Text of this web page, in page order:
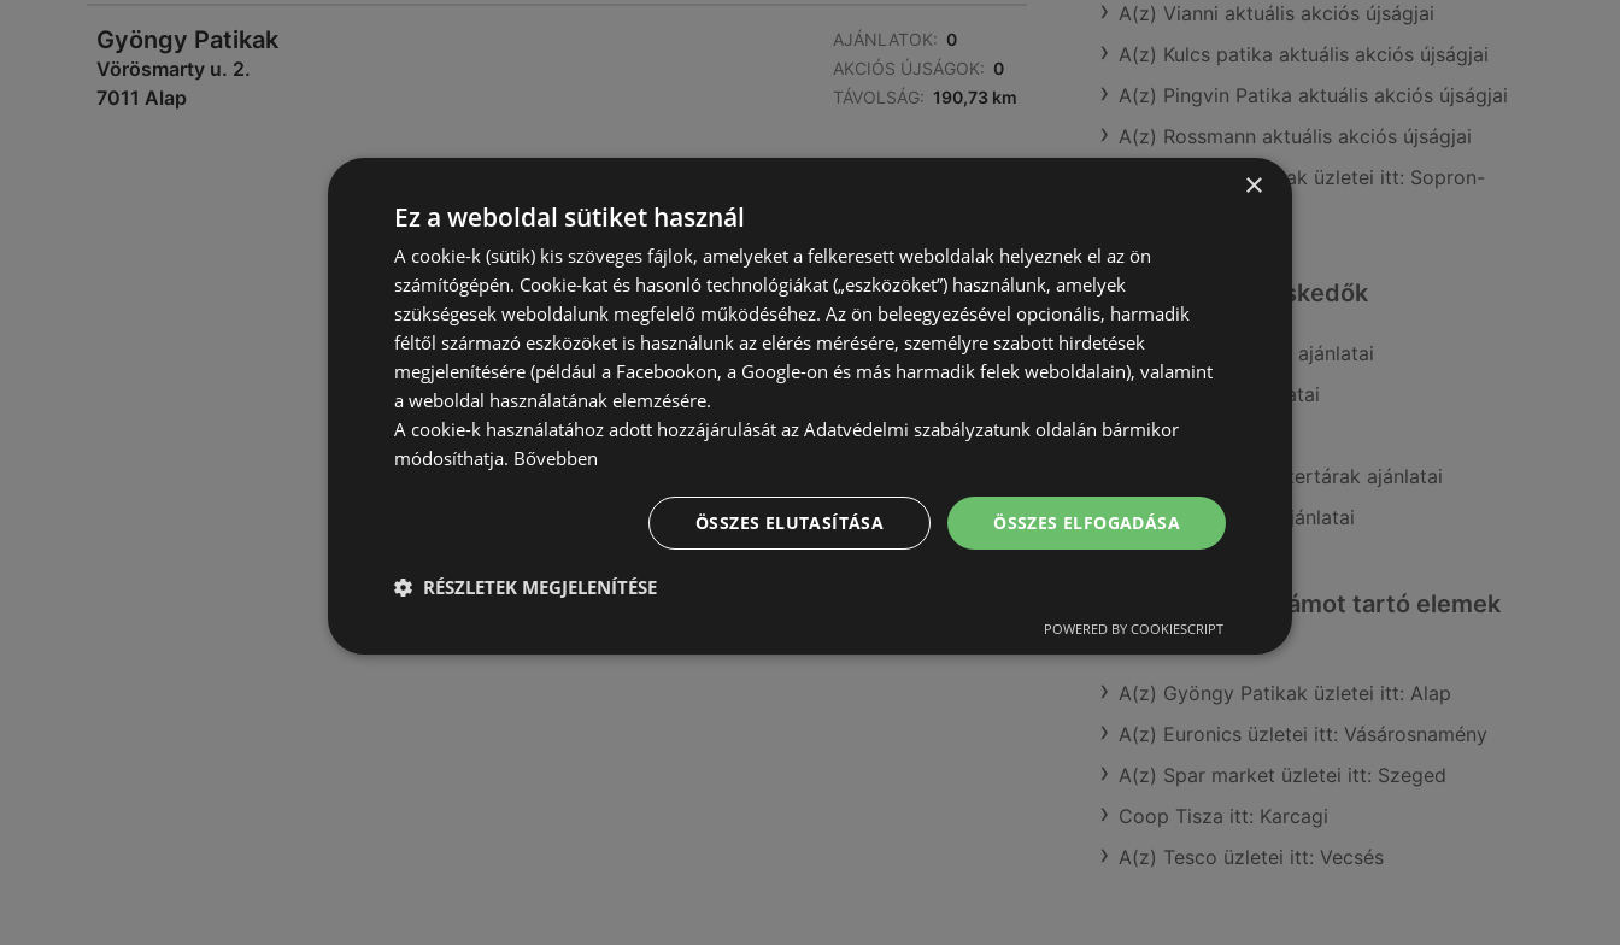
Gyöngy Patikak
Vörösmarty u. 2.
7011 Alap
AJÁNLATOK: 0
AKCIÓS ÚJSÁGOK: 0
TÁVOLSÁG: 190,73 km
A(z) Vianni aktuális akciós újságjai
A(z) Kulcs patika aktuális akciós újságjai
A(z) Pingvin Patika aktuális akciós újságjai
A(z) Rossmann aktuális akciós újságjai
A(z) Gyöngy Patikak üzletei itt: Sopron-
Hasonló kiskereskedők
A(z) Pingvin Patika ajánlatai
A(z) Douglas ajánlatai
A(z) dm ajánlatai
A(z) Benu Gyógyszertárak ajánlatai
A(z) Kulcs patika ajánlatai
Érdeklődésre számot tartó elemek
itt:
A(z) Gyöngy Patikak üzletei itt: Alap
A(z) Euronics üzletei itt: Vásárosnamény
A(z) Spar market üzletei itt: Szeged
Coop Tisza itt: Karcagi
A(z) Tesco üzletei itt: Vecsés
×
Ez a weboldal sütiket használ
A cookie-k (sütik) kis szöveges fájlok, amelyeket a felkeresett weboldalak helyeznek el az ön
számítógépén. Cookie-kat és hasonló technológiákat („eszközöket”) használunk, amelyek
szükségesek weboldalunk megfelelő működéséhez. Az ön beleegyezésével opcionális, harmadik
féltől származó eszközöket is használunk az elérés mérésére, személyre szabott hirdetések
megjelenítésére (például a Facebookon, a Google-on és más harmadik felek weboldalain), valamint
a weboldal használatának elemzésére.
A cookie-k használatához adott hozzájárulását az Adatvédelmi szabályzatunk oldalán bármikor
módosíthatja. Bővebben
ÖSSZES ELFOGADÁSA
ÖSSZES ELUTASÍTÁSA
RÉSZLETEK MEGJELENÍTÉSE
POWERED BY COOKIESCRIPT